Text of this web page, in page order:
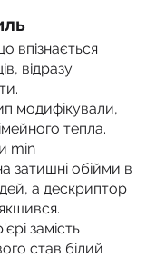
впізнається
відразу
модифікували,
тепла.
min
затишні обійми в
а дескриптор
замість
став білий